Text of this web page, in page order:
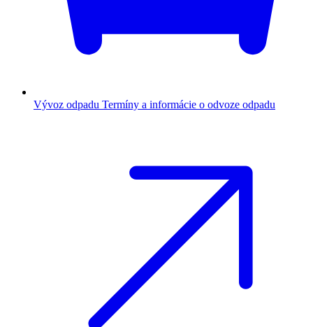
Vývoz odpadu Termíny a informácie o odvoze odpadu